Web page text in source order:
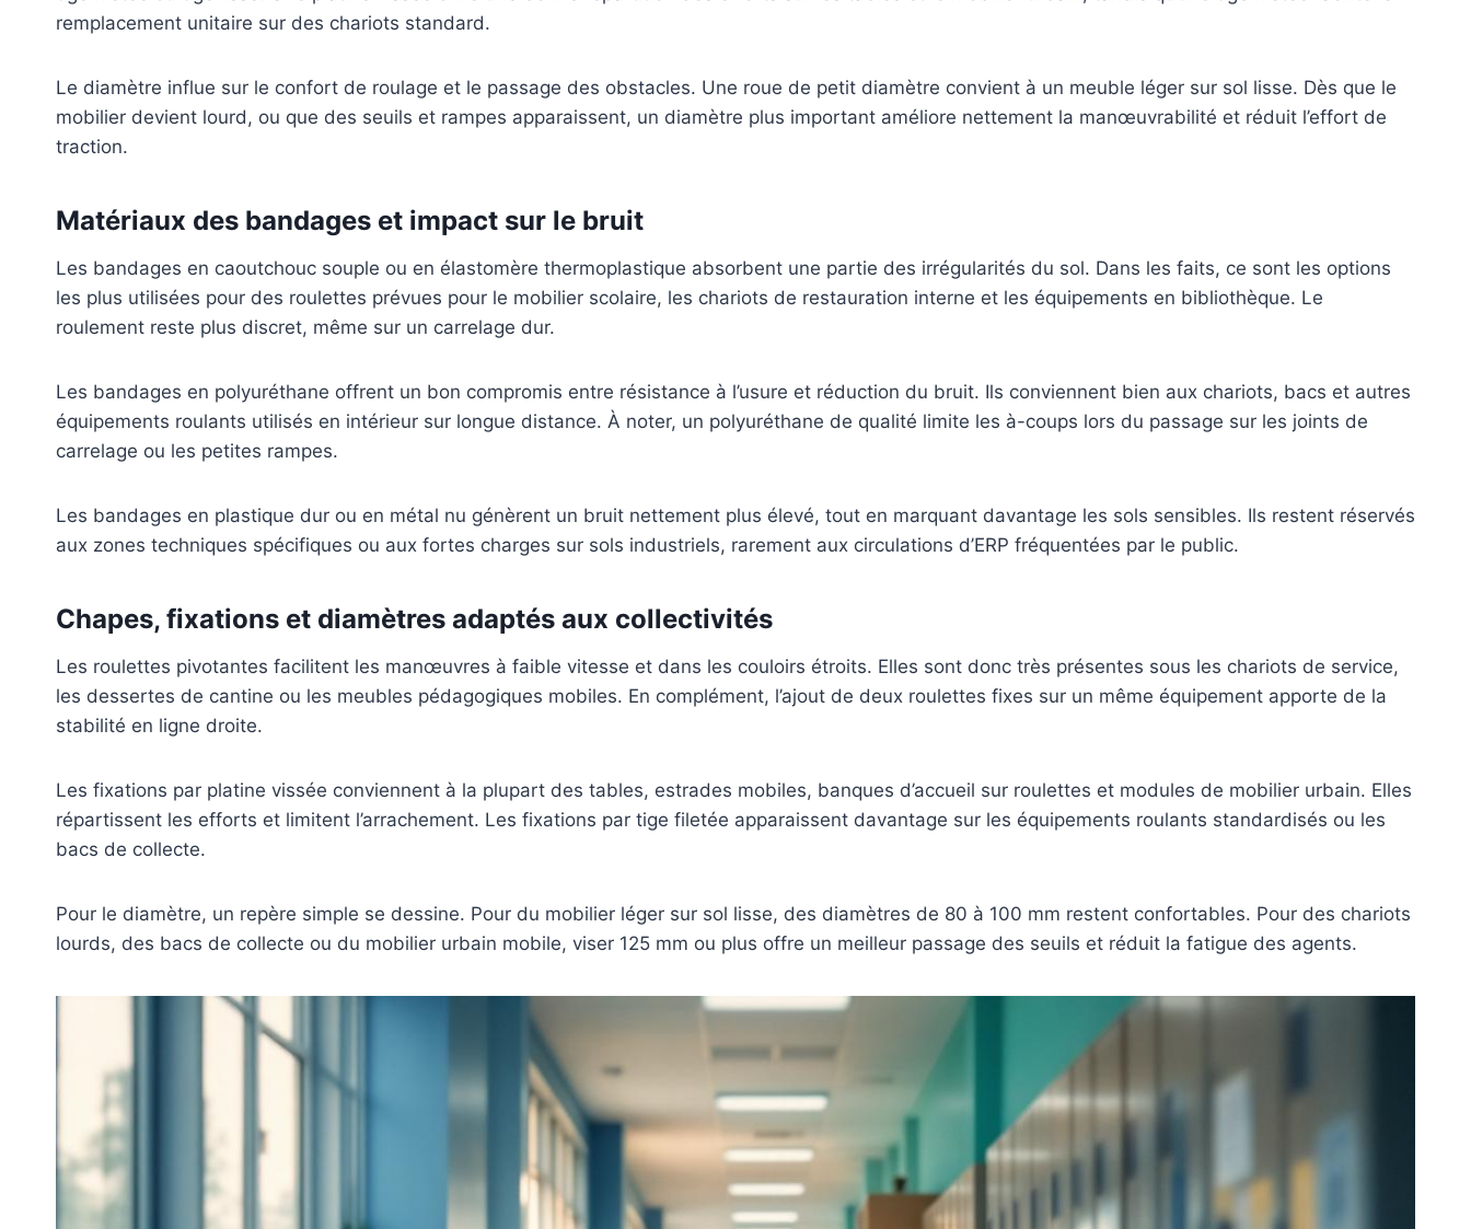
remplacement unitaire sur des chariots standard.
Le diamètre influe sur le confort de roulage et le passage des obstacles. Une roue de petit diamètre convient à un meuble léger sur sol lisse. Dès que le
mobilier devient lourd, ou que des seuils et rampes apparaissent, un diamètre plus important améliore nettement la manœuvrabilité et réduit l’effort de
traction.
Matériaux des bandages et impact sur le bruit
Les bandages en caoutchouc souple ou en élastomère thermoplastique absorbent une partie des irrégularités du sol. Dans les faits, ce sont les options
les plus utilisées pour des roulettes prévues pour le mobilier scolaire, les chariots de restauration interne et les équipements en bibliothèque. Le
roulement reste plus discret, même sur un carrelage dur.
Les bandages en polyuréthane offrent un bon compromis entre résistance à l’usure et réduction du bruit. Ils conviennent bien aux chariots, bacs et autres
équipements roulants utilisés en intérieur sur longue distance. À noter, un polyuréthane de qualité limite les à-coups lors du passage sur les joints de
carrelage ou les petites rampes.
Les bandages en plastique dur ou en métal nu génèrent un bruit nettement plus élevé, tout en marquant davantage les sols sensibles. Ils restent réservés
aux zones techniques spécifiques ou aux fortes charges sur sols industriels, rarement aux circulations d’ERP fréquentées par le public.
Chapes, fixations et diamètres adaptés aux collectivités
Les roulettes pivotantes facilitent les manœuvres à faible vitesse et dans les couloirs étroits. Elles sont donc très présentes sous les chariots de service,
les dessertes de cantine ou les meubles pédagogiques mobiles. En complément, l’ajout de deux roulettes fixes sur un même équipement apporte de la
stabilité en ligne droite.
Les fixations par platine vissée conviennent à la plupart des tables, estrades mobiles, banques d’accueil sur roulettes et modules de mobilier urbain. Elles
répartissent les efforts et limitent l’arrachement. Les fixations par tige filetée apparaissent davantage sur les équipements roulants standardisés ou les
bacs de collecte.
Pour le diamètre, un repère simple se dessine. Pour du mobilier léger sur sol lisse, des diamètres de 80 à 100 mm restent confortables. Pour des chariots
lourds, des bacs de collecte ou du mobilier urbain mobile, viser 125 mm ou plus offre un meilleur passage des seuils et réduit la fatigue des agents.